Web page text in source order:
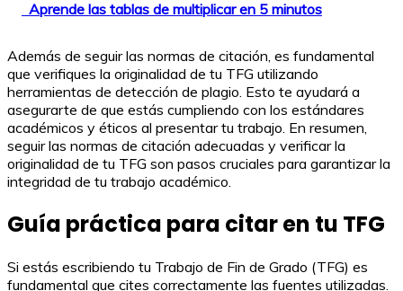
Aprende las tablas de multiplicar en 5 minutos
Además de seguir las normas de citación, es fundamental
que verifiques la originalidad de tu TFG utilizando
herramientas de detección de plagio. Esto te ayudará a
asegurarte de que estás cumpliendo con los estándares
académicos y éticos al presentar tu trabajo. En resumen,
seguir las normas de citación adecuadas y verificar la
originalidad de tu TFG son pasos cruciales para garantizar la
integridad de tu trabajo académico.
Guía práctica para citar en tu TFG
Si estás escribiendo tu Trabajo de Fin de Grado (TFG) es
fundamental que cites correctamente las fuentes utilizadas.